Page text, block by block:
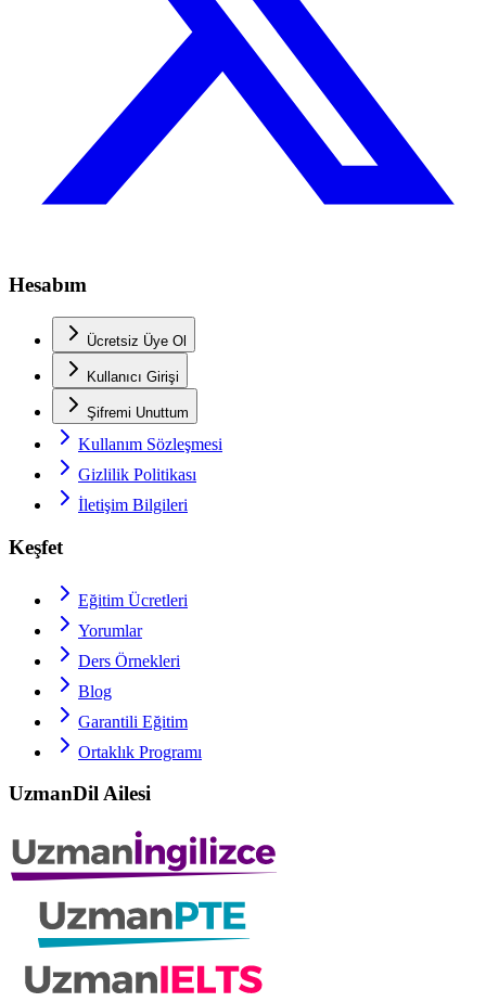
Hesabım
Ücretsiz Üye Ol
Kullanıcı Girişi
Şifremi Unuttum
Kullanım Sözleşmesi
Gizlilik Politikası
İletişim Bilgileri
Keşfet
Eğitim Ücretleri
Yorumlar
Ders Örnekleri
Blog
Garantili Eğitim
Ortaklık Programı
UzmanDil Ailesi